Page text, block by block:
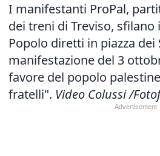
I manifestanti ProPal,
dei treni di Treviso, sfilano
Popolo diretti in piazza dei
manifestazione del 3
favore del popolo
fratelli". Video Colussi /